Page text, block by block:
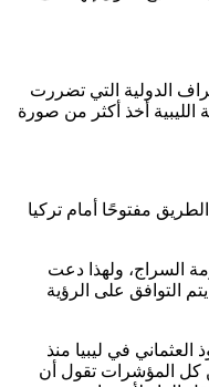
وتعد أوروبا أكثر الأطراف الدولية التي تضررت
الليبية أخذ أكثر من صورة
مفتوحًا أمام تركيا
السراج، ولهذا دعت
التوافق على الرؤية
العثماني في ليبيا منذ
لكن كل المؤشرات تقول أن